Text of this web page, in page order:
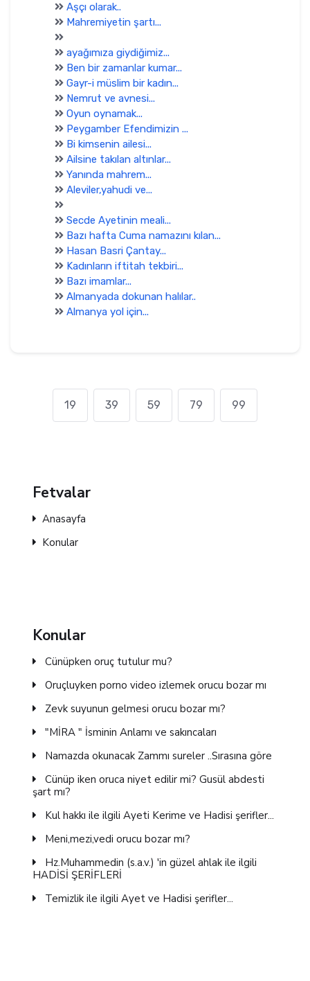
Aşçı olarak..
Mahremiyetin şartı...
ayağımıza giydiğimiz...
Ben bir zamanlar kumar...
Gayr-i müslim bir kadın...
Nemrut ve avnesi...
Oyun oynamak...
Peygamber Efendimizin ...
Bi kimsenin ailesi...
Ailsine takılan altınlar...
Yanında mahrem...
Aleviler,yahudi ve...
Secde Ayetinin meali...
Bazı hafta Cuma namazını kılan...
Hasan Basri Çantay...
Kadınların iftitah tekbiri...
Bazı imamlar...
Almanyada dokunan halılar..
Almanya yol için...
19 39 59 79 99
Fetvalar
Anasayfa
Konular
Konular
Cünüpken oruç tutulur mu?
Oruçluyken porno video izlemek orucu bozar mı
Zevk suyunun gelmesi orucu bozar mı?
"MİRA " İsminin Anlamı ve sakıncaları
Namazda okunacak Zammı sureler ..Sırasına göre
Cünüp iken oruca niyet edilir mi? Gusül abdesti
şart mı?
Kul hakkı ile ilgili Ayeti Kerime ve Hadisi şerifler...
Meni,mezi,vedi orucu bozar mı?
Hz.Muhammedin (s.a.v.) 'in güzel ahlak ile ilgili
HADİSİ ŞERİFLERİ
Temizlik ile ilgili Ayet ve Hadisi şerifler...